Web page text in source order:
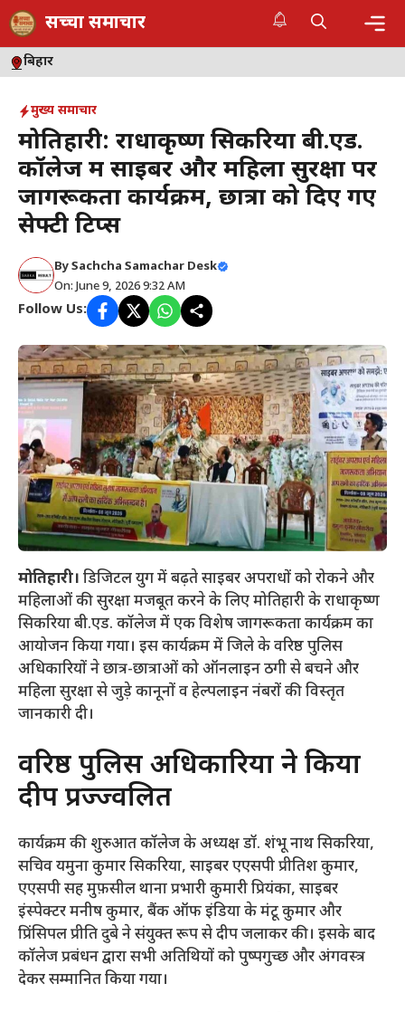
Skip
to
content
सच्चा समाचार
बिहार
मुख्य समाचार
मोतिहारी: राधाकृष्ण सिकरिया बी.एड.
कॉलेज में साइबर और महिला सुरक्षा पर
जागरूकता कार्यक्रम, छात्रों को दिए गए
सेफ्टी टिप्स
BySachcha Samachar Desk
On: June 9, 2026 9:32 AM
Follow Us:
मोतिहारी। डिजिटल युग में बढ़ते साइबर अपराधों को रोकने और
महिलाओं की सुरक्षा मजबूत करने के लिए मोतिहारी के राधाकृष्ण
सिकरिया बी.एड. कॉलेज में एक विशेष जागरूकता कार्यक्रम का
आयोजन किया गया। इस कार्यक्रम में जिले के वरिष्ठ पुलिस
अधिकारियों ने छात्र-छात्राओं को ऑनलाइन ठगी से बचने और
महिला सुरक्षा से जुड़े कानूनों व हेल्पलाइन नंबरों की विस्तृत
जानकारी दी।
​वरिष्ठ पुलिस अधिकारियों ने किया
दीप प्रज्ज्वलित
​कार्यक्रम की शुरुआत कॉलेज के अध्यक्ष डॉ. शंभू नाथ सिकरिया,
सचिव यमुना कुमार सिकरिया, साइबर एएसपी प्रीतिश कुमार,
एएसपी सह मुफ़सील थाना प्रभारी कुमारी प्रियंका, साइबर
इंस्पेक्टर मनीष कुमार, बैंक ऑफ इंडिया के मंटू कुमार और
प्रिंसिपल प्रीति दुबे ने संयुक्त रूप से दीप जलाकर की। इसके बाद
कॉलेज प्रबंधन द्वारा सभी अतिथियों को पुष्पगुच्छ और अंगवस्त्र
देकर सम्मानित किया गया।